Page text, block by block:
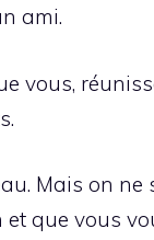
ami.
vous,
Mais on
que vous